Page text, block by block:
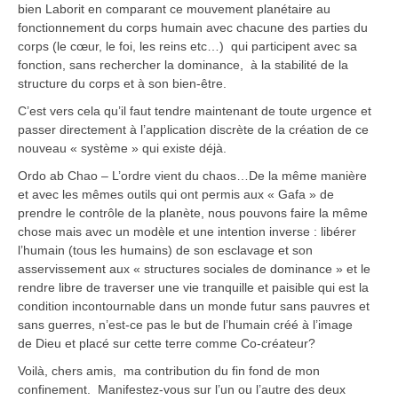
bien Laborit en comparant ce mouvement planétaire au
fonctionnement du corps humain avec chacune des parties du
corps (le cœur, le foi, les reins etc…) qui participent avec sa
fonction, sans rechercher la dominance, à la stabilité de la
structure du corps et à son bien-être.
C’est vers cela qu’il faut tendre maintenant de toute urgence et
passer directement à l’application discrète de la création de ce
nouveau « système » qui existe déjà.
Ordo ab Chao – L’ordre vient du chaos…De la même manière
et avec les mêmes outils qui ont permis aux « Gafa » de
prendre le contrôle de la planète, nous pouvons faire la même
chose mais avec un modèle et une intention inverse : libérer
l’humain (tous les humains) de son esclavage et son
asservissement aux « structures sociales de dominance » et le
rendre libre de traverser une vie tranquille et paisible qui est la
condition incontournable dans un monde futur sans pauvres et
sans guerres, n’est-ce pas le but de l’humain créé à l’image
de Dieu et placé sur cette terre comme Co-créateur?
Voilà, chers amis, ma contribution du fin fond de mon
confinement. Manifestez-vous sur l’un ou l’autre des deux